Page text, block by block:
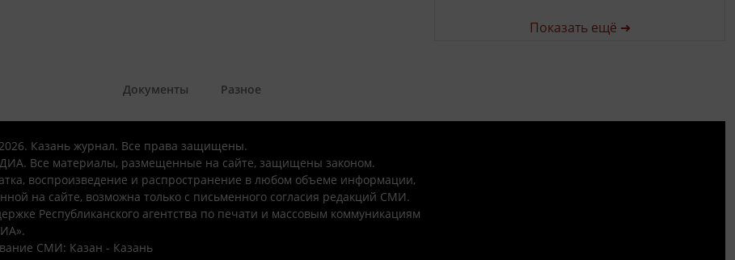
Показать ещё ➜
Документы Разное
Казань журнал. Все права защищены.
Все материалы, размещенные на сайте, защищены законом.
воспроизведение и распространение в любом объеме информации,
на сайте, возможна только с письменного согласия редакций СМИ.
Республиканского агентства по печати и массовым коммуникациям
СМИ: Казан - Казань